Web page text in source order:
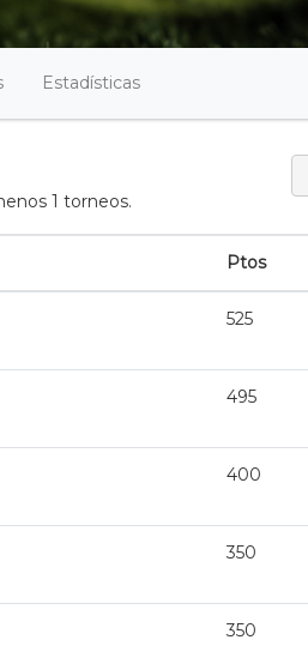
Estadísticas
1 torneos.
Ptos
525
495
400
350
350